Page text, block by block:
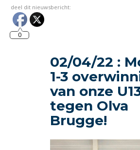
deel dit nieuwsbericht:
0
02/04/22 :
1-3
van onze
tegen Olva
Brugge!